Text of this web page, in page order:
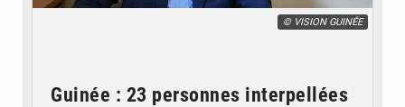
© VISION GUINÉE
Guinée : 23 personnes interpellées